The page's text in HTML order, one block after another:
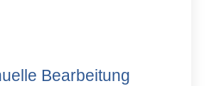
Bearbeitung